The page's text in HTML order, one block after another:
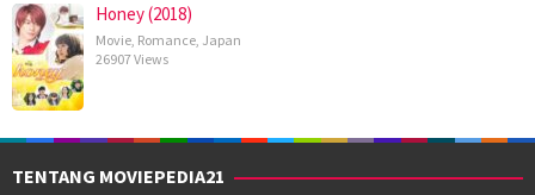
Honey (2018)
Movie Romance Japan
26907 Views
TENTANG MOVIEPEDIA21